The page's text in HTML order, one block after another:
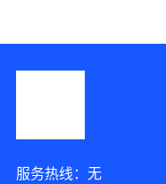
服务热线：无